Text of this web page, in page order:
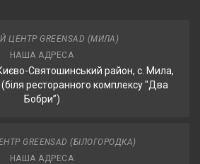
ЦЕНТР GREENSAD (МИЛА)
НАША АДРЕСА
Святошинський район, с. Мила,
ресторанного комплексу "Два
Бобри”)
GREENSAD (БІЛОГОРОДКА)
НАША АДРЕСА